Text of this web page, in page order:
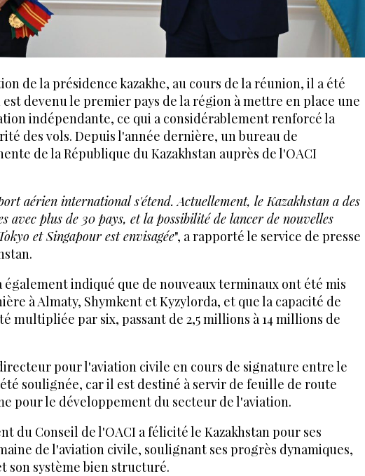
de la présidence kazakhe, au cours de la réunion, il a été
est devenu le premier pays de la région à mettre en place une
indépendante, ce qui a considérablement renforcé la
des vols. Depuis l'année dernière, un bureau de
de la République du Kazakhstan auprès de l'OACI
aérien international s'étend. Actuellement, le Kazakhstan a des
avec plus de 30 pays, et la possibilité de lancer de nouvelles
et Singapour est envisagée", a rapporté le service de presse
également indiqué que de nouveaux terminaux ont été mis
à Almaty, Shymkent et Kyzylorda, et que la capacité de
multipliée par six, passant de 2,5 millions à 14 millions de
pour l'aviation civile en cours de signature entre le
soulignée, car il est destiné à servir de feuille de route
pour le développement du secteur de l'aviation.
du Conseil de l'OACI a félicité le Kazakhstan pour ses
de l'aviation civile, soulignant ses progrès dynamiques,
son système bien structuré.